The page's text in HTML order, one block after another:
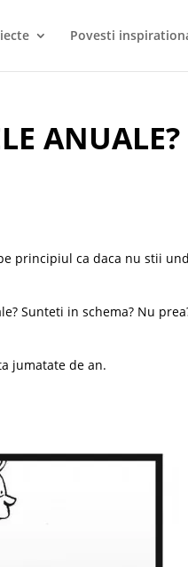
Povesti
ANUALE?
principiul ca daca nu stii
Sunteti in schema? Nu
jumatate de an.